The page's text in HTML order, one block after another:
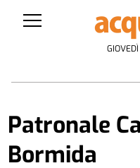
Patronale
Bormida